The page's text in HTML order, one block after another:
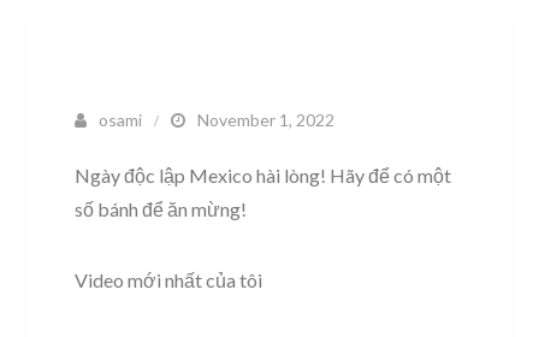
osami November 1, 2022
Ngày độc lập Mexico hài lòng! Hãy để có một
số bánh để ăn mừng!
Video mới nhất của tôi